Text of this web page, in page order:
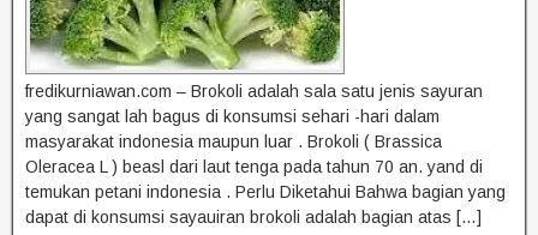
fredikurniawan.com – Brokoli adalah sala satu jenis sayuran
yang sangat lah bagus di konsumsi sehari -hari dalam
masyarakat indonesia maupun luar . Brokoli ( Brassica
Oleracea L ) beasl dari laut tenga pada tahun 70 an. yand di
temukan petani indonesia . Perlu Diketahui Bahwa bagian yang
dapat di konsumsi sayauiran brokoli adalah bagian atas […]